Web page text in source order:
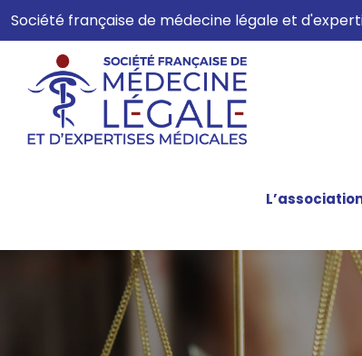
Société française de médecine légale et